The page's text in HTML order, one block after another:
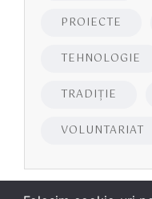
PROIECTE
TEHNOLOGIE
TRADIȚIE
VOLUNTARIAT